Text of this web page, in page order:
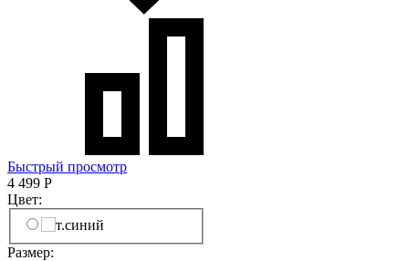
Быстрый просмотр
4 499 Р
Цвет:
Размер: